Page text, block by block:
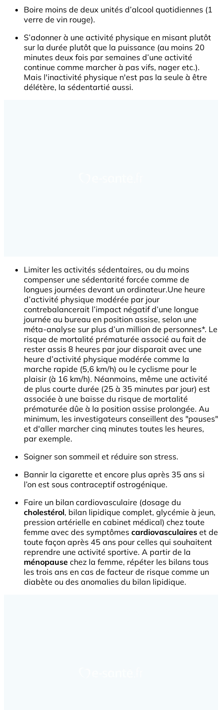
Boire moins de deux unités d’alcool quotidiennes (1
verre de vin rouge).
S’adonner à une activité physique en misant plutôt
sur la durée plutôt que la puissance (au moins 20
minutes deux fois par semaines d’une activité
continue comme marcher à pas vifs, nager etc.).
Mais l'inactivité physique n'est pas la seule à être
délétère, la sédentartié aussi.
Limiter les activités sédentaires, ou du moins
compenser une sédentarité forcée comme de
longues journées devant un ordinateur.Une heure
d’activité physique modérée par jour
contrebalancerait l’impact négatif d’une longue
journée au bureau en position assise, selon une
méta-analyse sur plus d’un million de personnes*. Le
risque de mortalité prématurée associé au fait de
rester assis 8 heures par jour disparait avec une
heure d’activité physique modérée comme la
marche rapide (5,6 km/h) ou le cyclisme pour le
plaisir (à 16 km/h). Néanmoins, même une activité
de plus courte durée (25 à 35 minutes par jour) est
associée à une baisse du risque de mortalité
prématurée dûe à la position assise prolongée. Au
minimum, les investigateurs conseillent des "pauses"
et d'aller marcher cinq minutes toutes les heures,
par exemple.
Soigner son sommeil et réduire son stress.
Bannir la cigarette et encore plus après 35 ans si
l’on est sous contraceptif ostrogénique.
Faire un bilan cardiovasculaire (dosage du
cholestérol, bilan lipidique complet, glycémie à jeun,
pression artérielle en cabinet médical) chez toute
femme avec des symptômes cardiovasculaires et de
toute façon après 45 ans pour celles qui souhaitent
reprendre une activité sportive. A partir de la
ménopause chez la femme, répéter les bilans tous
les trois ans en cas de facteur de risque comme un
diabète ou des anomalies du bilan lipidique.